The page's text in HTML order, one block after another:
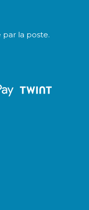
par la poste.